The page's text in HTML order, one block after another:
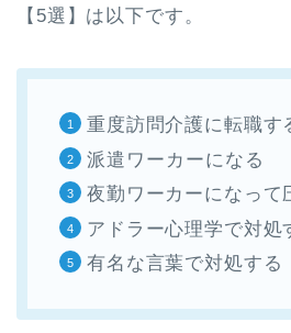
【5選】は以下です。
重度訪問介護に転職す
派遣ワーカーになる
夜勤ワーカーになって
アドラー心理学で対処
有名な言葉で対処する